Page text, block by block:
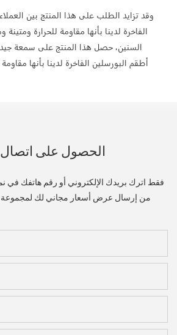
وقد تزايد الطلب على هذا المنتج بين
الفاخرة لدينا بأنها مقاومة للحرارة
السنين، حصل هذا المنتج على سمعة
أطقم البورسلين الفاخرة لدينا بأنها
الحصول على اتصال
فقط اترك بريدك الإلكتروني أو رقم هاتفك في
من إرسال عرض أسعار مجاني لك لمجموعة